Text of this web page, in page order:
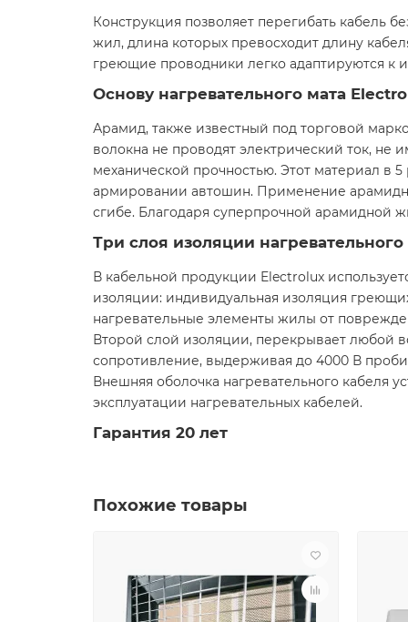
Конструкция позволяет перегибать кабель
жил, длина которых превосходит длину
греющие проводники легко адаптируются к
Основу нагревательного мата
Арамид, также известный под торговой
волокна не проводят электрический ток, не
механической прочностью. Этот материал в
армировании автошин. Применение
сгибе. Благодаря суперпрочной арамидной
Три слоя изоляции
В кабельной продукции Electrolux
изоляции: индивидуальная изоляция
нагревательные элементы жилы от
Второй слой изоляции, перекрывает любой
сопротивление, выдерживая до 4000 В
Внешняя оболочка нагревательного кабеля
эксплуатации нагревательных кабелей.
Гарантия 20 лет
Похожие товары